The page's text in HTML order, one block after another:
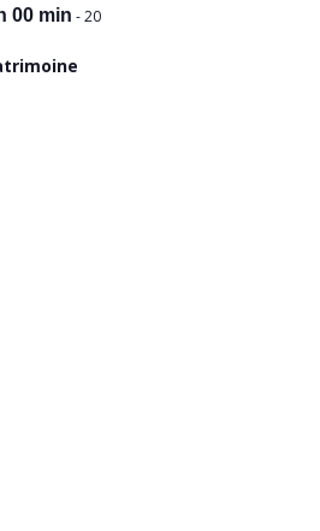
00 min -20